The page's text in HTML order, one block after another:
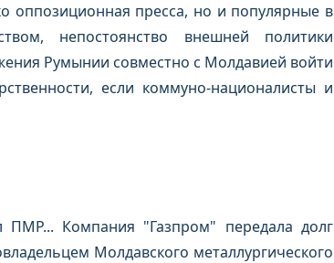
оппозиционная пресса, но и популярные в
непостоянство внешней политики
Румынии совместно с Молдавией войти
если коммуно-националисты и
Компания "Газпром" передала долг
Молдавского металлургического